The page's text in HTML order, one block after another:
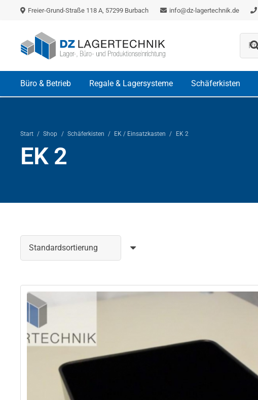
Freier-Grund-Straße 118 A, 57299 Burbach info@dz-lagertechnik.de
Büro & Betrieb Regale & Lagersysteme Schäferkisten
Start / Shop / Schäferkisten / EK / Einsatzkasten / EK 2
EK 2